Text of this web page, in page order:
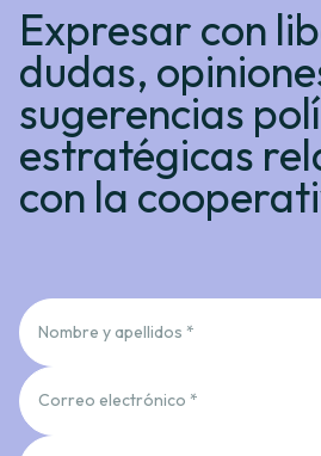
Expresar con
dudas,
sugerencias
estratégicas
con la
Nombre y apellidos *
Correo electrónico *